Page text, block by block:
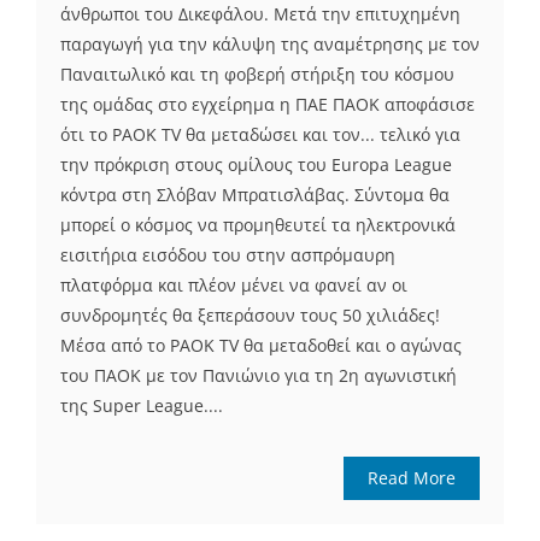
άνθρωποι του Δικεφάλου. Μετά την επιτυχημένη
παραγωγή για την κάλυψη της αναμέτρησης με τον
Παναιτωλικό και τη φοβερή στήριξη του κόσμου
της ομάδας στο εγχείρημα η ΠΑΕ ΠΑΟΚ αποφάσισε
ότι το PAOK TV θα μεταδώσει και τον... τελικό για
την πρόκριση στους ομίλους του Europa League
κόντρα στη Σλόβαν Μπρατισλάβας. Σύντομα θα
μπορεί ο κόσμος να προμηθευτεί τα ηλεκτρονικά
εισιτήρια εισόδου του στην ασπρόμαυρη
πλατφόρμα και πλέον μένει να φανεί αν οι
συνδρομητές θα ξεπεράσουν τους 50 χιλιάδες!
Μέσα από το PAOK TV θα μεταδοθεί και ο αγώνας
του ΠΑΟΚ με τον Πανιώνιο για τη 2η αγωνιστική
της Super League....
Read More